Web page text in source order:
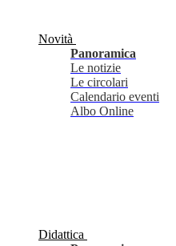
Novità
Panoramica
Le notizie
Le circolari
Calendario eventi
Albo Online
Didattica